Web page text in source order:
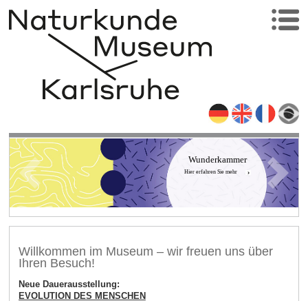
Wunderkammer
Hier erfahren Sie mehr
Willkommen im Museum – wir freuen uns über
Ihren Besuch!
Neue Dauerausstellung:
EVOLUTION DES MENSCHEN